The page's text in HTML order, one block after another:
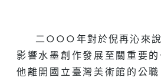
二○○○年對於倪再沁來說
影響水墨創作發展至關重要
他離開國立臺灣美術館的公